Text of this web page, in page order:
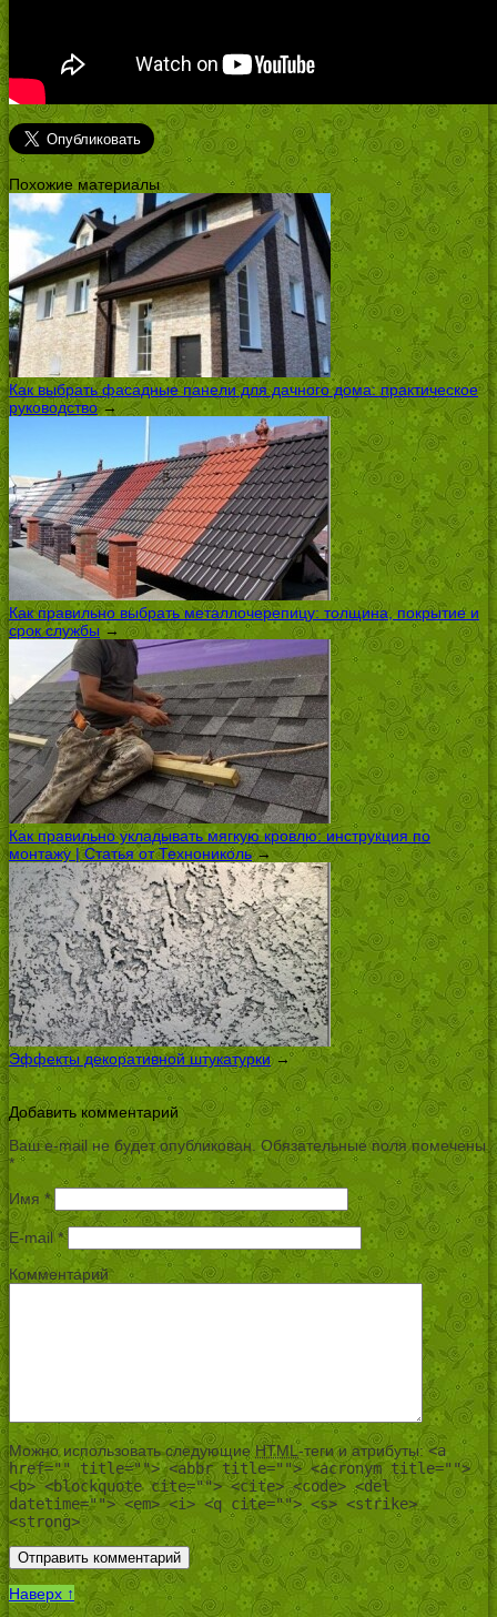
Похожие материалы
Как выбрать фасадные панели для дачного дома: практическое
руководство→
Как правильно выбрать металлочерепицу: толщина, покрытие и
срок службы →
Как правильно укладывать мягкую кровлю: инструкция по
монтажу | Статья от Технониколь→
Эффекты декоративной штукатурки→
Добавить комментарий
Ваш e-mail не будет опубликован. Обязательные поля помечены
*
Имя *
E-mail*
Комментарий
Можно использовать следующиеHTML-теги и атрибуты:<a
href="" title=""> <abbr title=""> <acronym title="">
<b> <blockquote cite=""> <cite> <code> <del
datetime=""> <em> <i> <q cite=""> <s> <strike>
<strong>
Наверх ↑